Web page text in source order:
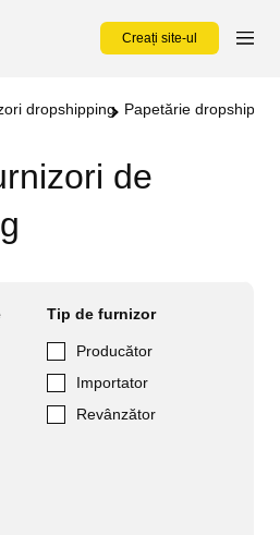
Creați site-ul
dropshipping Papetărie
de
Tip de furnizor
Producător
Importator
Revânzător